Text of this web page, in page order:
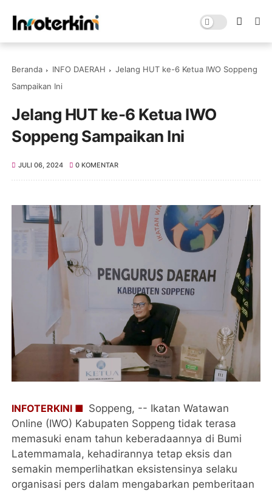
Beranda INFO DAERAH
Jelang HUT ke-6 Ketua IWO Soppeng
Sampaikan Ini
Jelang HUT ke-6 Ketua IWO
Soppeng Sampaikan Ini
JULI 06, 2024 0 KOMENTAR
INFOTERKINI ■ Soppeng, -- Ikatan Watawan
Online (IWO) Kabupaten Soppeng tidak terasa
memasuki enam tahun keberadaannya di Bumi
Latemmamala, kehadirannya tetap eksis dan
semakin memperlihatkan eksistensinya selaku
organisasi pers dalam mengabarkan pemberitaan